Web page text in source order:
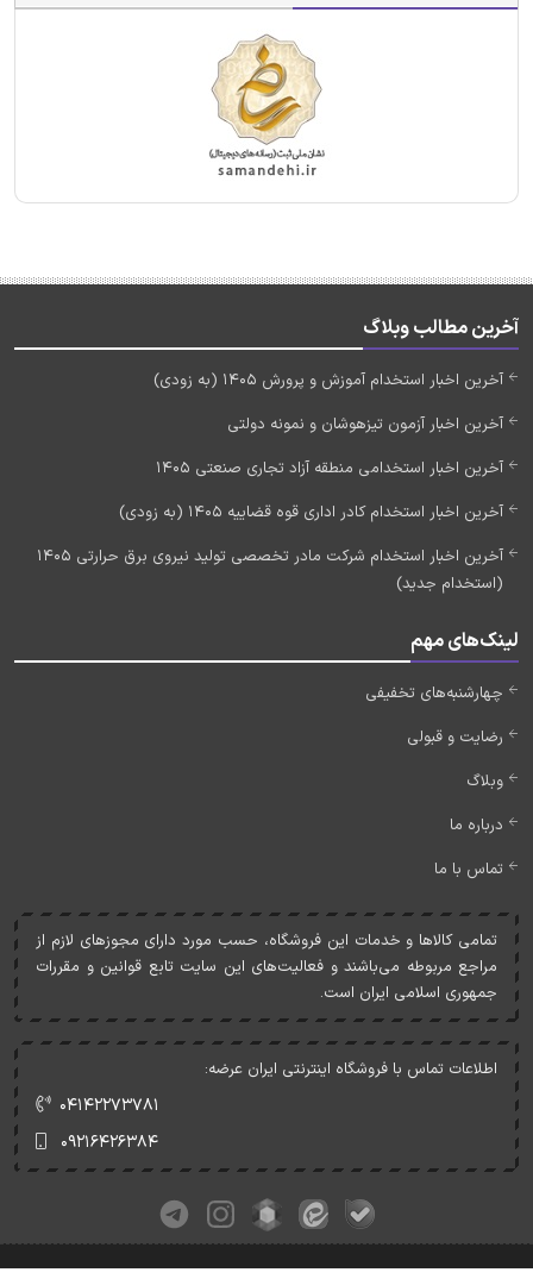
آخرین مطالب وبلاگ
آخرین اخبار استخدام آموزش و پرورش 1405 (به زودی)
آخرین اخبار آزمون تیزهوشان و نمونه دولتی
آخرین اخبار استخدامی منطقه آزاد تجاری صنعتی 1405
آخرین اخبار استخدام کادر اداری قوه قضاییه 1405 (به زودی)
آخرین اخبار استخدام شرکت مادر تخصصی تولید نیروی برق حرارتی 1405
(استخدام جدید)
لینک‌های مهم
چهارشنبه‌های تخفیفی
رضایت و قبولی
وبلاگ
درباره ما
تماس با ما
تمامی کالاها و خدمات اين فروشگاه، حسب مورد دارای مجوزهای لازم از
مراجع مربوطه می‌باشند و فعاليت‌های اين سايت تابع قوانين و مقررات
جمهوری اسلامی ايران است.
اطلاعات تماس با فروشگاه اینترنتی ایران عرضه:
۰۴۱۴۲۲۷۳۷۸۱
۰۹۲۱۶۴۲۶۳۸۴